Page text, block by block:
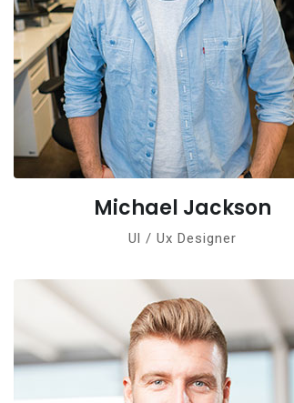
Michael Jackson
Ul / Ux Designer